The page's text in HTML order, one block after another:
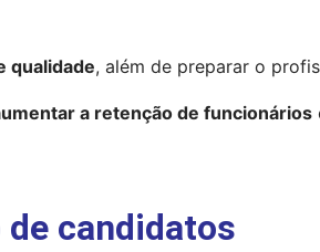
qualidade, além de preparar o
a retenção de funcionários
de candidatos